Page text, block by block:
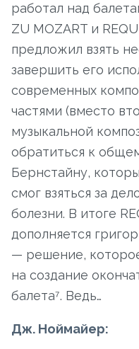
работал над
ZU MOZART и
предложил взять
завершить его
современных
частями (вместо
музыкальной
обратиться к
Бернстайну,
смог взяться за
болезни. В итоге
дополняется
— решение,
на создание
балета⁷. Ведь…
Дж. Ноймайер: